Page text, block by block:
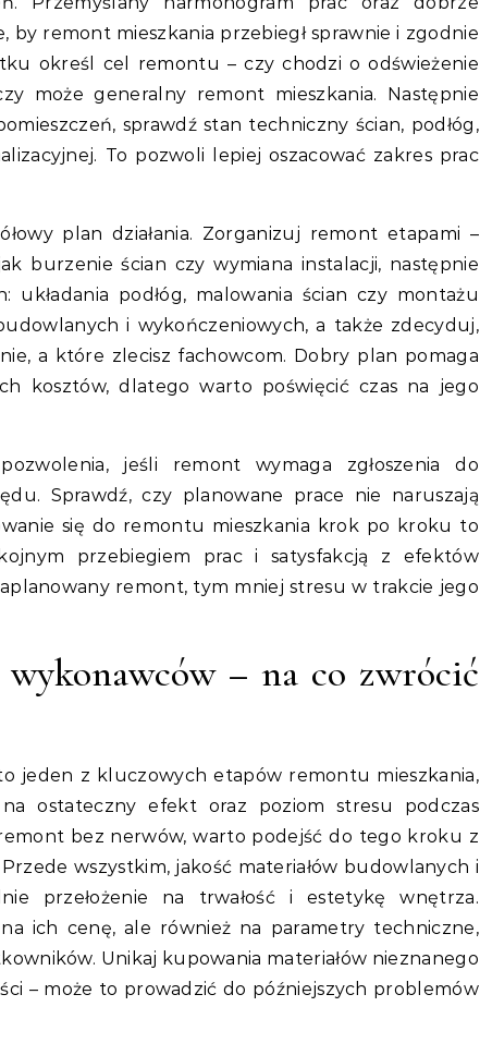
by remont mieszkania przebiegł sprawnie i zgodnie
określ cel remontu – czy chodzi o odświeżenie
może generalny remont mieszkania. Następnie
sprawdź stan techniczny ścian, podłóg,
To pozwoli lepiej oszacować zakres prac
plan działania. Zorganizuj remont etapami –
burzenie ścian czy wymiana instalacji, następnie
układania podłóg, malowania ścian czy montażu
i wykończeniowych, a także zdecyduj,
a które zlecisz fachowcom. Dobry plan pomaga
kosztów, dlatego warto poświęcić czas na jego
jeśli remont wymaga zgłoszenia do
Sprawdź, czy planowane prace nie naruszają
się do remontu mieszkania krok po kroku to
przebiegiem prac i satysfakcją z efektów
remont, tym mniej stresu w trakcie jego
– na co zwrócić
jeden z kluczowych etapów remontu mieszkania,
ostateczny efekt oraz poziom stresu podczas
bez nerwów, warto podejść do tego kroku z
wszystkim, jakość materiałów budowlanych i
przełożenie na trwałość i estetykę wnętrza.
ich cenę, ale również na parametry techniczne,
Unikaj kupowania materiałów nieznanego
– może to prowadzić do późniejszych problemów